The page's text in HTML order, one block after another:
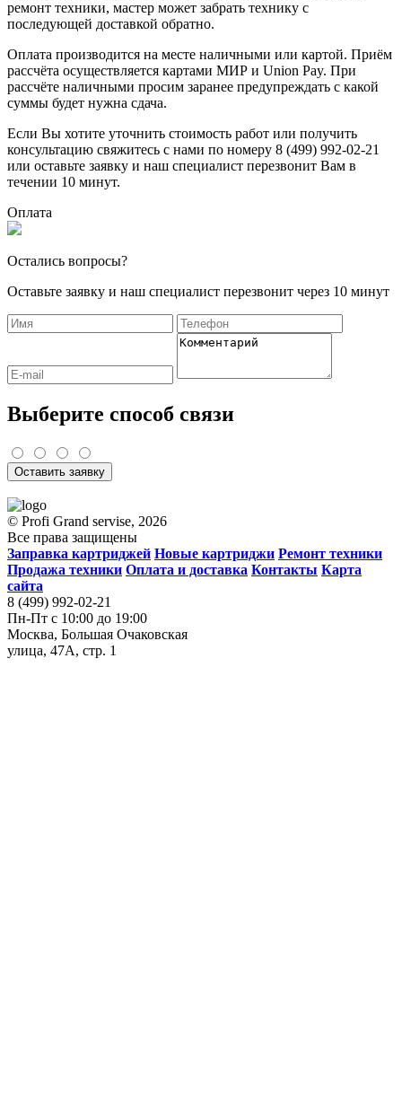
ремонт техники, мастер может забрать технику с
последующей доставкой обратно.
Оплата производится на месте наличными или картой. Приём
рассчёта осуществляется картами МИР и Union Pay. При
рассчёте наличными просим заранее предупреждать с какой
суммы будет нужна сдача.
Если Вы хотите уточнить стоимость работ или получить
консультацию свяжитесь с нами по номеру 8 (499) 992-02-21
или оставьте заявку и наш специалист перезвонит Вам в
течении 10 минут.
Оплата
Остались вопросы?
Оставьте заявку и наш специалист перезвонит через 10 минут
Выберите способ связи
Оставить заявку
© Profi Grand servise, 2026
Все права защищены
Заправка картриджей Новые картриджи Ремонт техники
Продажа техники Оплата и доставка Контакты Карта
сайта
8 (499) 992-02-21
Пн-Пт с 10:00 до 19:00
Москва, Большая Очаковская
улица, 47А, стр. 1